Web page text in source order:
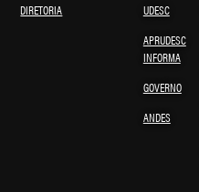
DIRETORIA
UDESC
APRUDESC
INFORMA
GOVERNO
ANDES